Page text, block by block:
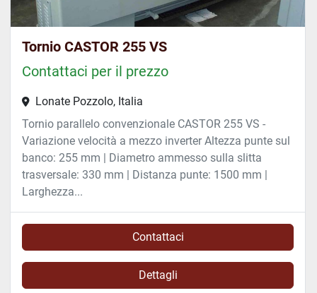
Tornio CASTOR 255 VS
Contattaci per il prezzo
Lonate Pozzolo, Italia
Tornio parallelo convenzionale CASTOR 255 VS -
Variazione velocità a mezzo inverter Altezza punte sul
banco: 255 mm | Diametro ammesso sulla slitta
trasversale: 330 mm | Distanza punte: 1500 mm |
Larghezza...
Contattaci
Dettagli